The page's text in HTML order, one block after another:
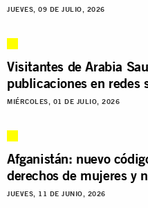
JUEVES, 09 DE JULIO, 2026
Visitantes de Arabia
publicaciones en redes
MIÉRCOLES, 01 DE JULIO, 2026
Afganistán: nuevo
derechos de mujeres y
JUEVES, 11 DE JUNIO, 2026